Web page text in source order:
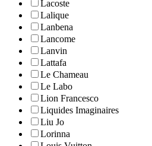
Lacoste
Lalique
Lanbena
Lancome
Lanvin
Lattafa
Le Chameau
Le Labo
Lion Francesco
Liquides Imaginaires
Liu Jo
Lorinna